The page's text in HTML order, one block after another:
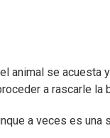
animal se acuesta
a rascarle la
a veces es